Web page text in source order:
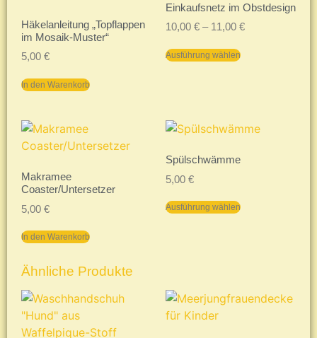
Häkelanleitung „Topflappen
im Mosaik-Muster“
5,00 €
In den Warenkorb
Einkaufsnetz im Obstdesign
10,00 € – 11,00 €
Ausführung wählen
Makramee
Coaster/Untersetzer
5,00 €
In den Warenkorb
Spülschwämme
5,00 €
Ausführung wählen
Ähnliche Produkte